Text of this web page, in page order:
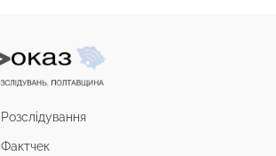
Розслідування
Фактчек